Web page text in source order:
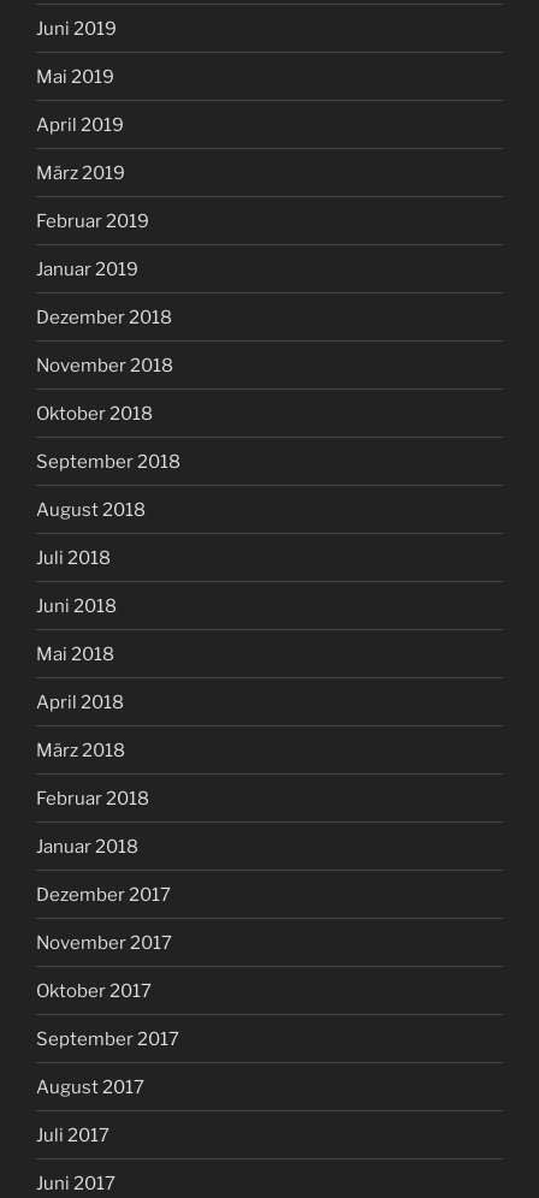
Juni 2019
Mai 2019
April 2019
März 2019
Februar 2019
Januar 2019
Dezember 2018
November 2018
Oktober 2018
September 2018
August 2018
Juli 2018
Juni 2018
Mai 2018
April 2018
März 2018
Februar 2018
Januar 2018
Dezember 2017
November 2017
Oktober 2017
September 2017
August 2017
Juli 2017
Juni 2017